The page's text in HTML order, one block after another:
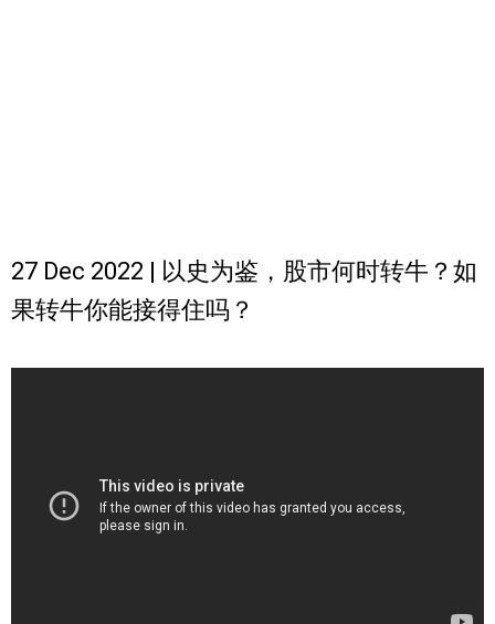
27 Dec 2022 | 以史为鉴，股市何时转牛？如
果转牛你能接得住吗？